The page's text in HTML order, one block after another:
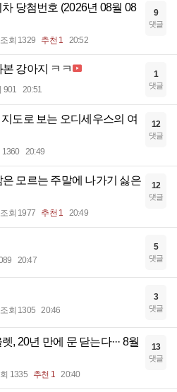
당첨번호 (2026년 08월 08
조회 1329 추천 1 20:52
9
댓글
강아지 ㅋㅋ
901 20:51
1
댓글
도로 보는 오디세우스의 여
1360 20:49
12
댓글
모르는 주말에 나가기 싫은
조회 1977 추천 1 20:49
12
댓글
20:47
5
댓글
조회 1305 20:46
3
댓글
, 20년 만에 문 닫는다··· 8월
1335 추천 1 20:40
13
댓글